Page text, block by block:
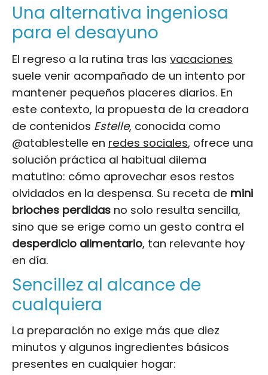
Una alternativa ingeniosa
para el desayuno
El regreso a la rutina tras las vacaciones
suele venir acompañado de un intento por
mantener pequeños placeres diarios. En
este contexto, la propuesta de la creadora
de contenidos Estelle, conocida como
@atablestelle en redes sociales, ofrece una
solución práctica al habitual dilema
matutino: cómo aprovechar esos restos
olvidados en la despensa. Su receta de mini
brioches perdidas no solo resulta sencilla,
sino que se erige como un gesto contra el
desperdicio alimentario, tan relevante hoy
en día.
Sencillez al alcance de
cualquiera
La preparación no exige más que diez
minutos y algunos ingredientes básicos
presentes en cualquier hogar: